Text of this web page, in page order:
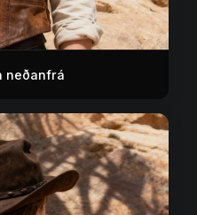
neðanfrá